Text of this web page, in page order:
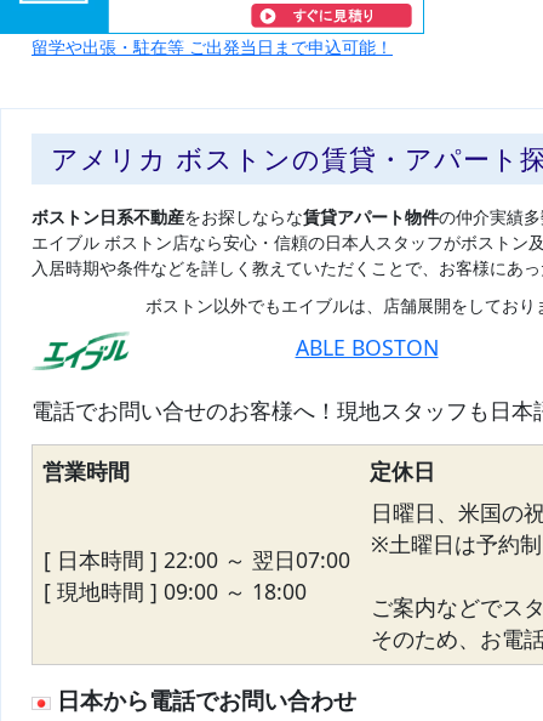
留学や出張・駐在等 ご出発当日まで申込可能！
アメリカ ボストンの賃貸・アパート
ボストン日系不動産をお探しならな賃貸アパート物件の仲介実績
エイブル ボストン店なら安心・信頼の日本人スタッフがボストン
入居時期や条件などを詳しく教えていただくことで、お客様にあ
ボストン以外でもエイブルは、店舗展開をしてお
ABLE BOSTON
電話でお問い合せのお客様へ！現地スタッフも日
営業時間 定休日
[ 日本時間 ] 22:00 ～ 翌日07:00
[ 現地時間 ] 09:00 ～ 18:00
日曜日、米国の
※土曜日は予約制
ご案内などでス
そのため、お電
日本から電話でお問い合わせ